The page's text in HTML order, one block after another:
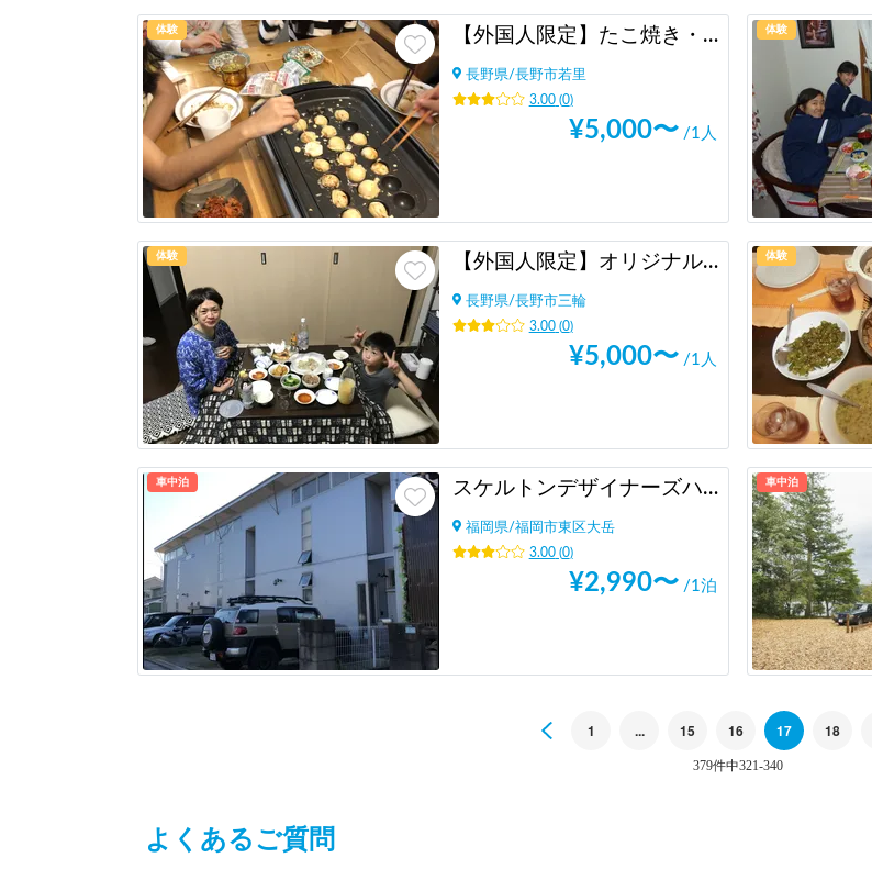
体験 【外国人限定】たこ焼き・お好み焼きで国際交流
長野県/長野市若里
3.00(0)
¥5,000〜 /1人
体験
体験 【外国人限定】オリジナル味噌ラーメンパーティ
長野県/長野市三輪
3.00(0)
¥5,000〜 /1人
体験
車中泊 スケルトンデザイナーズハウス大岳 駐車場
福岡県/福岡市東区大岳
3.00(0)
¥2,990〜 /1泊
車中泊
Previous
1 ... 15 16 17 18
379件中321-340
よくあるご質問